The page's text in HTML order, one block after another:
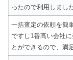
ったので利用しまし
一括査定の依頼を簡
ですし1番高い会社に
とができるので、満